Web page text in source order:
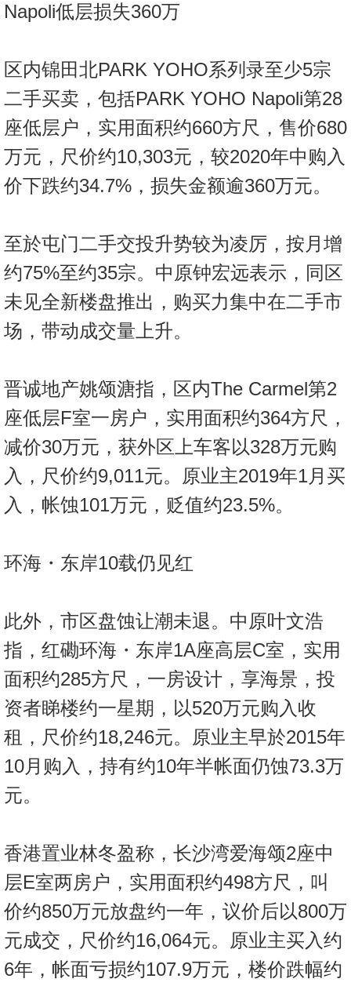
Napoli低层损失360万
区内锦田北PARK YOHO系列录至少5宗
二手买卖，包括PARK YOHO Napoli第28
座低层户，实用面积约660方尺，售价680
万元，尺价约10,303元，较2020年中购入
价下跌约34.7%，损失金额逾360万元。
至於屯门二手交投升势较为凌厉，按月增
约75%至约35宗。中原钟宏远表示，同区
未见全新楼盘推出，购买力集中在二手市
场，带动成交量上升。
晋诚地产姚颂溏指，区内The Carmel第2
座低层F室一房户，实用面积约364方尺，
减价30万元，获外区上车客以328万元购
入，尺价约9,011元。原业主2019年1月买
入，帐蚀101万元，贬值约23.5%。
环海・东岸10载仍见红
此外，市区盘蚀让潮未退。中原叶文浩
指，红磡环海・东岸1A座高层C室，实用
面积约285方尺，一房设计，享海景，投
资者睇楼约一星期，以520万元购入收
租，尺价约18,246元。原业主早於2015年
10月购入，持有约10年半帐面仍蚀73.3万
元。
香港置业林冬盈称，长沙湾爱海颂2座中
层E室两房户，实用面积约498方尺，叫
价约850万元放盘约一年，议价后以800万
元成交，尺价约16,064元。原业主买入约
6年，帐面亏损约107.9万元，楼价跌幅约